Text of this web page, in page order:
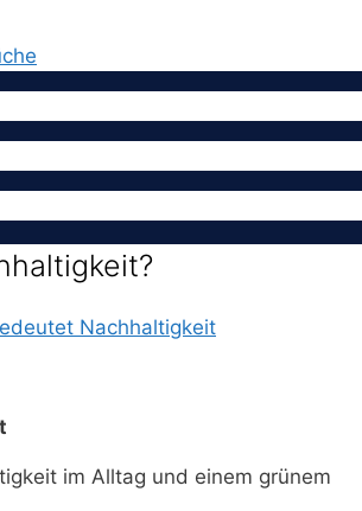
Nachhaltigkeit
im Alltag und einem grünem